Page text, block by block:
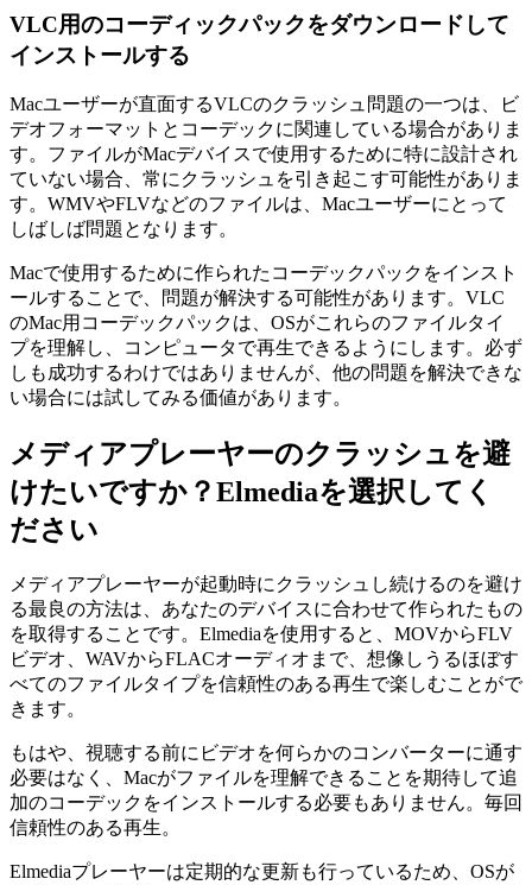
VLC用のコーディックパックをダウンロードして
インストールする
Macユーザーが直面するVLCのクラッシュ問題の一つは、ビ
デオフォーマットとコーデックに関連している場合がありま
す。ファイルがMacデバイスで使用するために特に設計され
ていない場合、常にクラッシュを引き起こす可能性がありま
す。WMVやFLVなどのファイルは、Macユーザーにとって
しばしば問題となります。
Macで使用するために作られたコーデックパックをインスト
ールすることで、問題が解決する可能性があります。VLC
のMac用コーデックパックは、OSがこれらのファイルタイ
プを理解し、コンピュータで再生できるようにします。必ず
しも成功するわけではありませんが、他の問題を解決できな
い場合には試してみる価値があります。
メディアプレーヤーのクラッシュを避
けたいですか？Elmediaを選択してく
ださい
メディアプレーヤーが起動時にクラッシュし続けるのを避け
る最良の方法は、あなたのデバイスに合わせて作られたもの
を取得することです。Elmediaを使用すると、MOVからFLV
ビデオ、WAVからFLACオーディオまで、想像しうるほぼす
べてのファイルタイプを信頼性のある再生で楽しむことがで
きます。
もはや、視聴する前にビデオを何らかのコンバーターに通す
必要はなく、Macがファイルを理解できることを期待して追
加のコーデックをインストールする必要もありません。毎回
信頼性のある再生。
Elmediaプレーヤーは定期的な更新も行っているため、OSが